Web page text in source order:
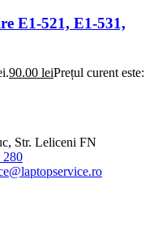
E1-521, E1-531,
90.00 leiPrețul curent este:
Str. Leliceni FN
280